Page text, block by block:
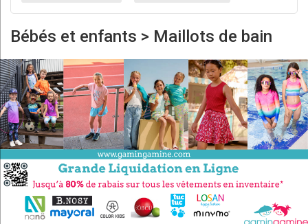
Bébés et enfants > Maillots de bain